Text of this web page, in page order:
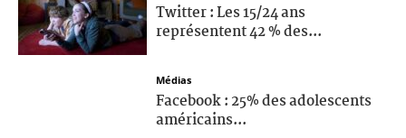
Twitter : Les 15/24 ans
représentent 42 % des...
Médias
Facebook : 25% des adolescents
américains...